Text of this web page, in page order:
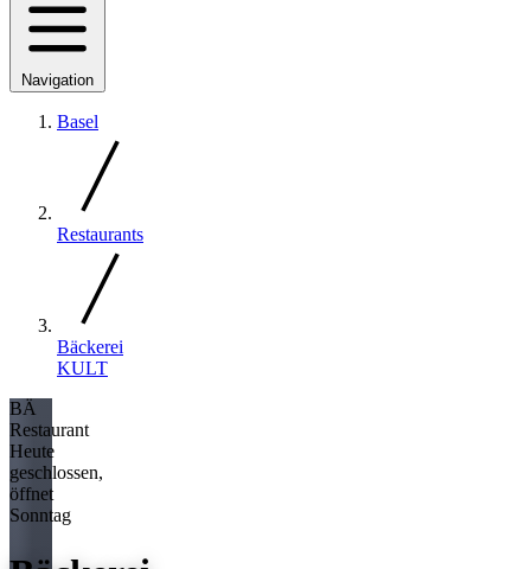
Navigation
Basel
Restaurants
Bäckerei
KULT
BÄ
Restaurant
Heute
geschlossen,
öffnet
Sonntag